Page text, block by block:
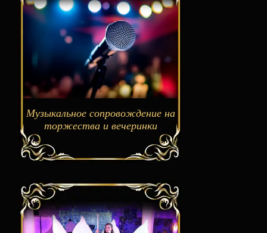
Музыкальное сопровождение на
торжества и вечеринки